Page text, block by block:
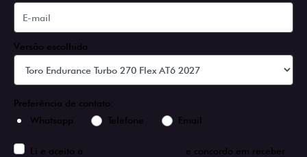
Versão escolhida
Preferência de contato:
Whatsapp
Telefone Email
Li e aceito a
e concordo em receber